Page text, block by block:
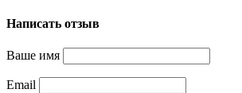
Написать отзыв
Ваше имя
Email